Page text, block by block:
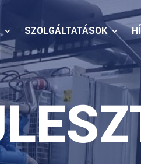
SZOLGÁLTATÁSOK